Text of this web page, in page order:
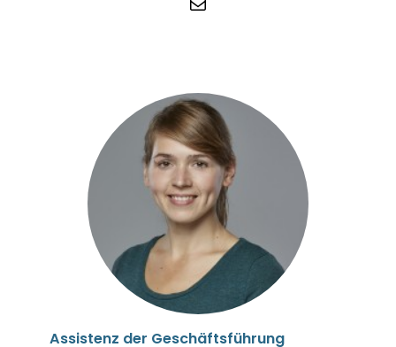
Assistenz der Geschäftsführung